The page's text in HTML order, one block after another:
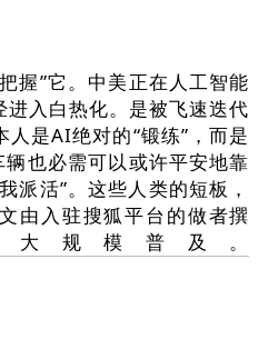
”它。中美正在人工智能
入白热化。是被飞速迭代
是AI绝对的“锻练”，而是
也必需可以或许平安地靠
派活”。这些人类的短板，
由入驻搜狐平台的做者撰
规模普及。